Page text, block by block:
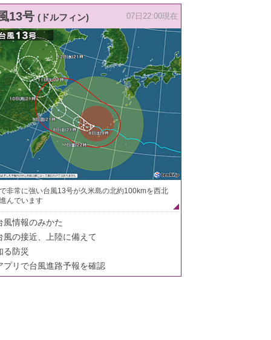
13号 (ドルフィン) 07日22:00現在
非常に強い台風13号が久米島の北約100kmを西北
んでいます
風情報のみかた
風の接近、上陸に備えて
る防災
プリで台風進路予報を確認